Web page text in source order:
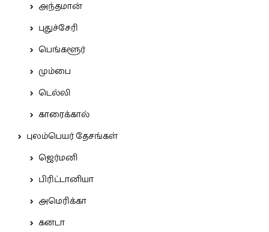
அந்தமான்
புதுச்சேரி
பெங்களூர்
மும்பை
டெல்லி
காரைக்கால்
புலம்பெயர் தேசங்கள்
ஜெர்மனி
பிரிட்டானியா
அமெரிக்கா
கனடா